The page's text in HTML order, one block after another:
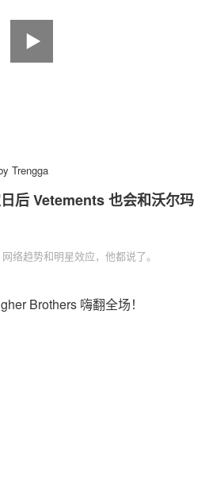
Trengga
后 Vetements 也会和沃尔玛
络趋势和明星效应，他都说了。